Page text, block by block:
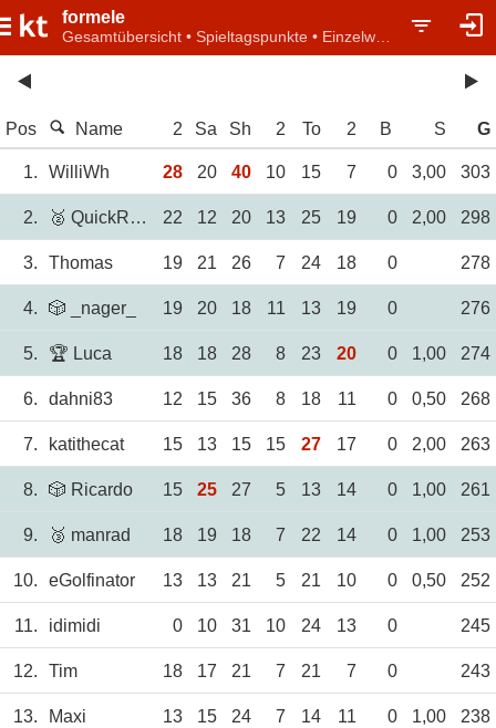
formele
Pos Name 2 Sa Sh 2 To 2 B S G
1. WilliWh 28 20 40 10 15 7 0 3,00 303
2. 🥈 QuickRacer0815 22 12 20 13 25 19 0 2,00 298
3. Thomas 19 21 26 7 24 18 0 278
4. 🎲 _nager_ 19 20 18 11 13 19 0 276
5. 🏆 Luca 18 18 28 8 23 20 0 1,00 274
6. dahni83 12 15 36 8 18 11 0 0,50 268
7. katithecat 15 13 15 15 27 17 0 2,00 263
8. 🎲 Ricardo 15 25 27 5 13 14 0 1,00 261
9. 🥉 manrad 18 19 18 7 22 14 0 1,00 253
10. eGolfinator 13 13 21 5 21 10 0 0,50 252
11. idimidi 0 10 31 10 24 13 0 245
12. Tim 18 17 21 7 21 7 0 243
13. Maxi 13 15 24 7 14 11 0 1,00 238